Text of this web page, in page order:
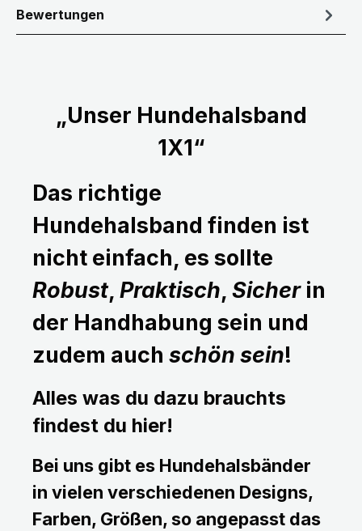
Bewertungen
„Unser Hundehalsband
1X1“
Das richtige
Hundehalsband finden ist
nicht einfach, es sollte
Robust, Praktisch, Sicherin
der Handhabung sein und
zudem auch schön sein!
Alles was du dazu brauchts
findest du hier!
Bei uns gibt es Hundehalsbänder
in vielen verschiedenen Designs,
Farben, Größen, so angepasst das